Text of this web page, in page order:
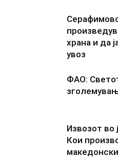
храна и да
увоз
ФАО:
Извозот во
Кои